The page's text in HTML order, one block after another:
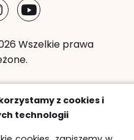
Wszelkie prawa
z cookies i
technologii